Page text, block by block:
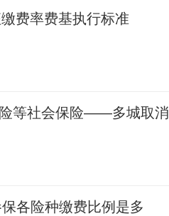
费率费基执行标准
等社会保险——多城取消
各险种缴费比例是多